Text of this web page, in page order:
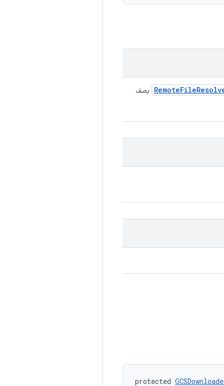
RemoteFile
يصف
protected